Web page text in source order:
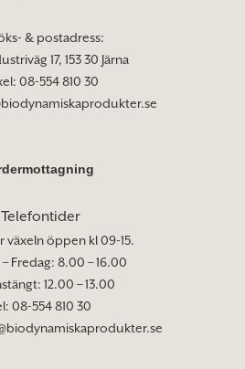
& postadress:
17, 153 30 Järna
08-554 810 30
Telefontider
växeln öppen kl 09-15.
Fredag: 8.00 – 16.00
12.00 – 13.00
08-554 810 30